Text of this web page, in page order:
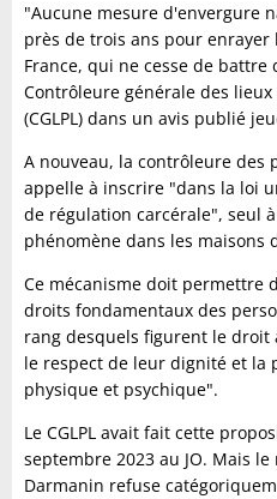
"Aucune mesure d'envergure
près de trois ans pour
France, qui ne cesse de battre
Contrôleure générale des
(CGLPL) dans un avis publié
A nouveau, la contrôleure des
appelle à inscrire "dans la loi
de régulation carcérale", seul
phénomène dans les maisons
Ce mécanisme doit permettre
droits fondamentaux des
rang desquels figurent le droit
le respect de leur dignité et
physique et psychique".
Le CGLPL avait fait cette
septembre 2023 au JO. Mais
Darmanin refuse